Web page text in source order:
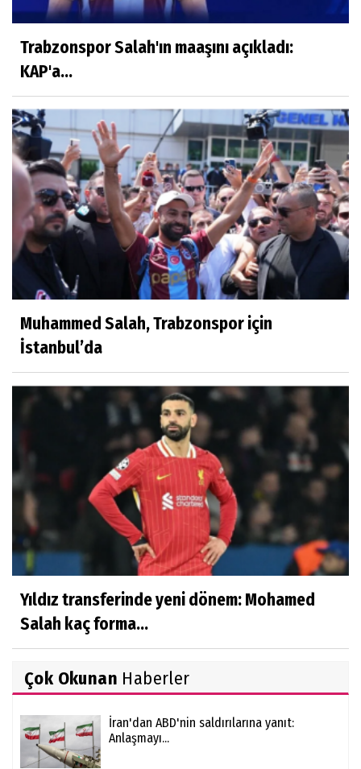
Trabzonspor Salah'ın maaşını açıkladı:
KAP'a...
Muhammed Salah, Trabzonspor için
İstanbul’da
Yıldız transferinde yeni dönem: Mohamed
Salah kaç forma...
Çok Okunan Haberler
İran'dan ABD'nin saldırılarına yanıt:
Anlaşmayı...